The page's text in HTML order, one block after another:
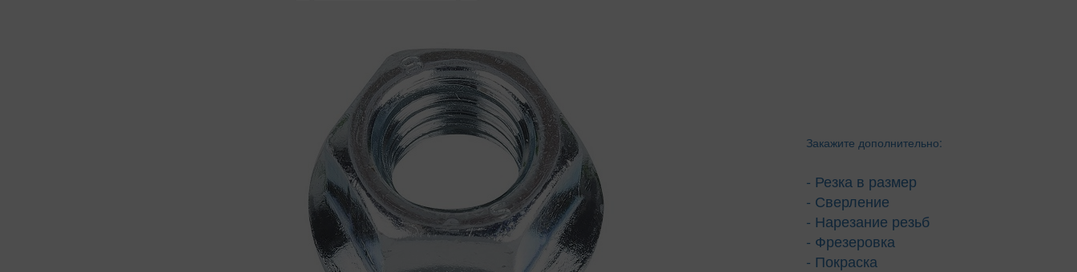
Закажите дополнительно:
- Резка в размер
- Сверление
- Нарезание резьб
- Фрезеровка
- Покраска